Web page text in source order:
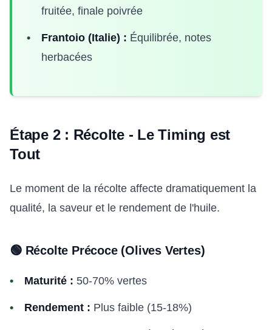
fruitée, finale poivrée
Frantoio (Italie) : Équilibrée, notes
herbacées
Étape 2 : Récolte - Le Timing est
Tout
Le moment de la récolte affecte dramatiquement la
qualité, la saveur et le rendement de l'huile.
🟢 Récolte Précoce (Olives Vertes)
Maturité : 50-70% vertes
Rendement : Plus faible (15-18%)